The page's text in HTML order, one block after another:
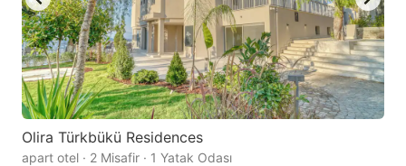
Olira Türkbükü Residences
apart otel · 2 Misafir · 1 Yatak Odası